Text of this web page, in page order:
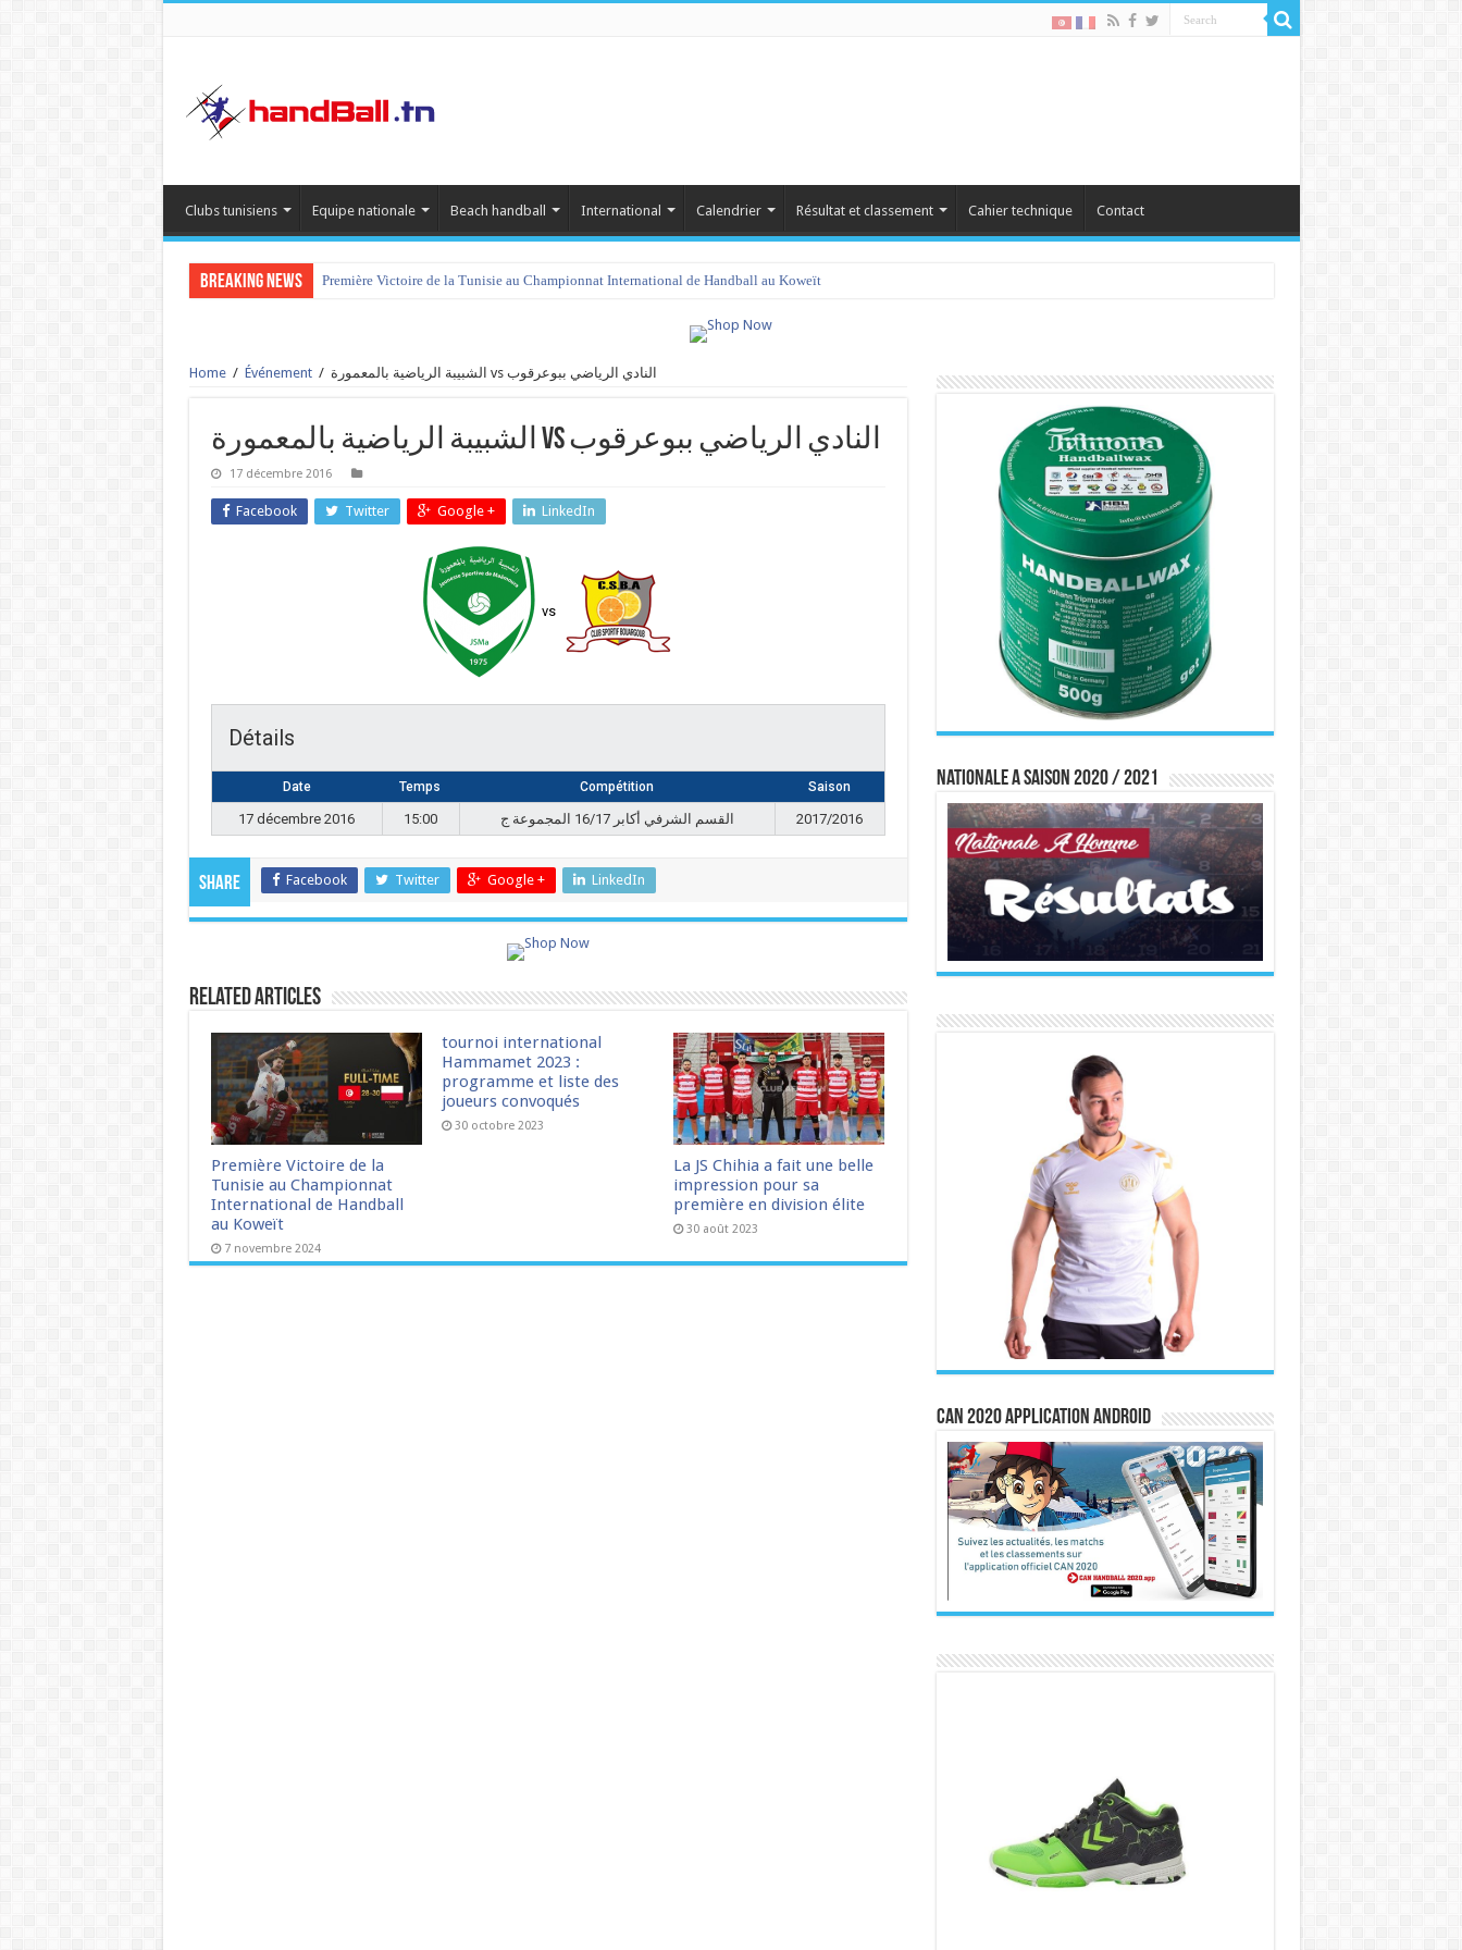
Clubs tunisiens Equipe nationale Beach handball International Calendrier Résultat et classement Cahier technique Contact
Breaking News Première Victoire de la Tunisie au Championnat International de Handball au Koweït
Home / Événement / الشبيبة الرياضية بالمعمورة vs النادي الرياضي ببوعرقوب
الشبيبة الرياضية بالمعمورة vs النادي الرياضي ببوعرقوب
17 décembre 2016
Facebook Twitter Google + LinkedIn
vs
Détails
Date Temps Compétition Saison
17 décembre 2016 15:00 القسم الشرفي أكابر 16/17 المجموعة ج 2017/2016
Share Facebook Twitter Google + LinkedIn
Related Articles
Première Victoire de la
Tunisie au Championnat
International de Handball
au Koweït
7 novembre 2024
tournoi international
Hammamet 2023 :
programme et liste des
joueurs convoqués
30 octobre 2023
La JS Chihia a fait une belle
impression pour sa
première en division élite
30 août 2023
Nationale A saison 2020 / 2021
CAN 2020 Application Android